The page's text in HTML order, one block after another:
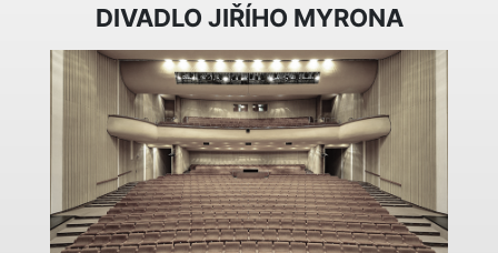
DIVADLO JIŘÍHO MYRONA